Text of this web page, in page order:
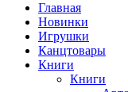
Главная
Новинки
Игрушки
Канцтовары
Книги
Книги